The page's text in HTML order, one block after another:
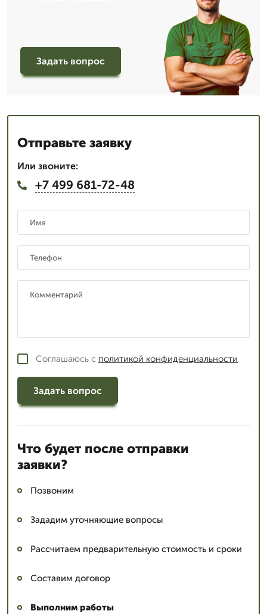
Задать вопрос
Отправьте заявку
Или звоните:
+7 499 681-72-48
Соглашаюсь с политикой конфиденциальности
Задать вопрос
Что будет после отправки
заявки?
Позвоним
Зададим уточняющие вопросы
Рассчитаем предварительную стоимость и сроки
Составим договор
Выполним работы